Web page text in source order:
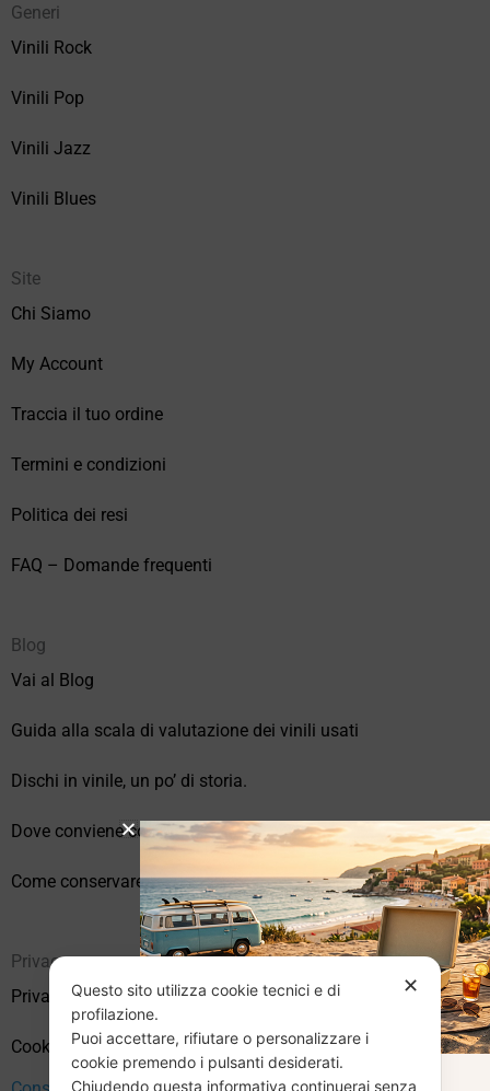
Generi
Vinili Rock
Vinili Pop
Vinili Jazz
Vinili Blues
Site
Chi Siamo
My Account
Traccia il tuo ordine
Termini e condizioni
Politica dei resi
FAQ – Domande frequenti
Blog
Vai al Blog
Guida alla scala di valutazione dei vinili usati
Dischi in vinile, un po’ di storia.
Dove conviene comprare vinili online?
Come conservare correttamente i vinili usati
Privacy
Privacy Policy
Cookie Policy (UE)
✕
Questo sito utilizza cookie tecnici e di
profilazione.
Puoi accettare, rifiutare o personalizzare i
cookie premendo i pulsanti desiderati.
Chiudendo questa informativa continuerai senza